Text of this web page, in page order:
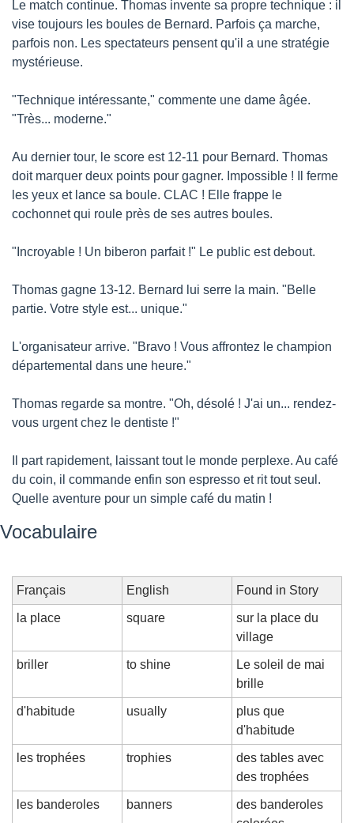
Le match continue. Thomas invente sa propre technique : il
vise toujours les boules de Bernard. Parfois ça marche,
parfois non. Les spectateurs pensent qu'il a une stratégie
mystérieuse.
"Technique intéressante," commente une dame âgée.
"Très... moderne."
Au dernier tour, le score est 12-11 pour Bernard. Thomas
doit marquer deux points pour gagner. Impossible ! Il ferme
les yeux et lance sa boule. CLAC ! Elle frappe le
cochonnet qui roule près de ses autres boules.
"Incroyable ! Un biberon parfait !" Le public est debout.
Thomas gagne 13-12. Bernard lui serre la main. "Belle
partie. Votre style est... unique."
L'organisateur arrive. "Bravo ! Vous affrontez le champion
départemental dans une heure."
Thomas regarde sa montre. "Oh, désolé ! J'ai un... rendez-
vous urgent chez le dentiste !"
Il part rapidement, laissant tout le monde perplexe. Au café
du coin, il commande enfin son espresso et rit tout seul.
Quelle aventure pour un simple café du matin !
Vocabulaire
Français English Found in Story
la place square
sur la place du
village
briller to shine
Le soleil de mai
brille
d'habitude usually
plus que
d'habitude
les trophées trophies
des tables avec
des trophées
les banderoles banners
des banderoles